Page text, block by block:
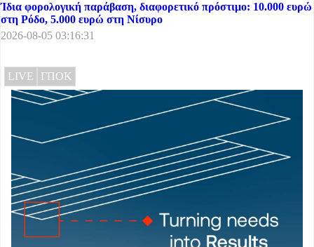
Ίδια φορολογική παράβαση, διαφορετικό πρόστιμο: 10.000 ευρώ
στη Ρόδο, 5.000 ευρώ στη Νίσυρο
2026-08-05 03:16:31
LIVE ΓΠΟΚ